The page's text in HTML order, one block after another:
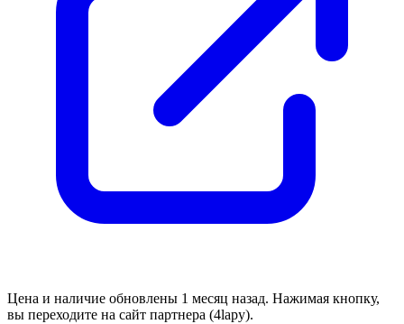
Цена и наличие обновлены 1 месяц назад. Нажимая кнопку,
вы переходите на сайт партнера (4lapy).